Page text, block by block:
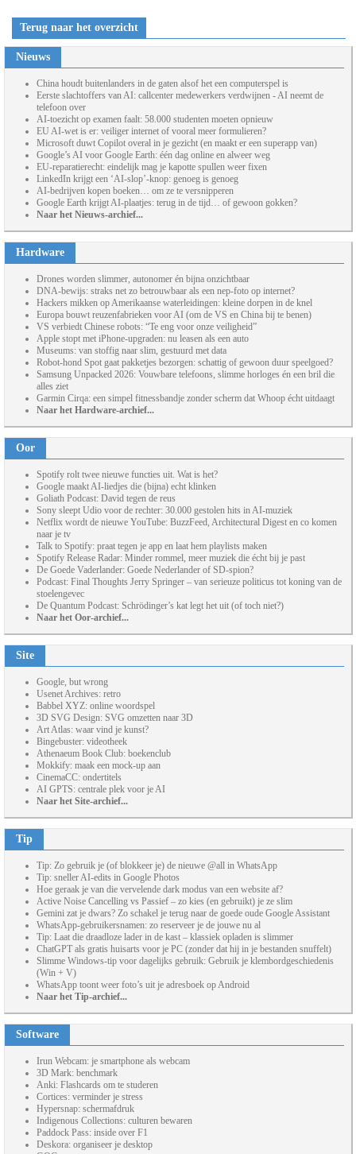
Terug naar het overzicht
Nieuws
China houdt buitenlanders in de gaten alsof het een computerspel is
Eerste slachtoffers van AI: callcenter medewerkers verdwijnen - AI neemt de
telefoon over
AI-toezicht op examen faalt: 58.000 studenten moeten opnieuw
EU AI-wet is er: veiliger internet of vooral meer formulieren?
Microsoft duwt Copilot overal in je gezicht (en maakt er een superapp van)
Google’s AI voor Google Earth: één dag online en alweer weg
EU-reparatierecht: eindelijk mag je kapotte spullen weer fixen
LinkedIn krijgt een ‘AI-slop’-knop: genoeg is genoeg
AI-bedrijven kopen boeken… om ze te versnipperen
Google Earth krijgt AI-plaatjes: terug in de tijd… of gewoon gokken?
Naar het Nieuws-archief...
Hardware
Drones worden slimmer, autonomer én bijna onzichtbaar
DNA-bewijs: straks net zo betrouwbaar als een nep-foto op internet?
Hackers mikken op Amerikaanse waterleidingen: kleine dorpen in de knel
Europa bouwt reuzenfabrieken voor AI (om de VS en China bij te benen)
VS verbiedt Chinese robots: “Te eng voor onze veiligheid”
Apple stopt met iPhone-upgraden: nu leasen als een auto
Museums: van stoffig naar slim, gestuurd met data
Robot-hond Spot gaat pakketjes bezorgen: schattig of gewoon duur speelgoed?
Samsung Unpacked 2026: Vouwbare telefoons, slimme horloges én een bril die
alles ziet
Garmin Cirqa: een simpel fitnessbandje zonder scherm dat Whoop écht uitdaagt
Naar het Hardware-archief...
Oor
Spotify rolt twee nieuwe functies uit. Wat is het?
Google maakt AI-liedjes die (bijna) echt klinken
Goliath Podcast: David tegen de reus
Sony sleept Udio voor de rechter: 30.000 gestolen hits in AI-muziek
Netflix wordt de nieuwe YouTube: BuzzFeed, Architectural Digest en co komen
naar je tv
Talk to Spotify: praat tegen je app en laat hem playlists maken
Spotify Release Radar: Minder rommel, meer muziek die écht bij je past
De Goede Vaderlander: Goede Nederlander of SD-spion?
Podcast: Final Thoughts Jerry Springer – van serieuze politicus tot koning van de
stoelengevec
De Quantum Podcast: Schrödinger’s kat legt het uit (of toch niet?)
Naar het Oor-archief...
Site
Google, but wrong
Usenet Archives: retro
Babbel XYZ: online woordspel
3D SVG Design: SVG omzetten naar 3D
Art Atlas: waar vind je kunst?
Bingebuster: videotheek
Athenaeum Book Club: boekenclub
Mokkify: maak een mock-up aan
CinemaCC: ondertitels
AI GPTS: centrale plek voor je AI
Naar het Site-archief...
Tip
Tip: Zo gebruik je (of blokkeer je) de nieuwe @all in WhatsApp
Tip: sneller AI-edits in Google Photos
Hoe geraak je van die vervelende dark modus van een website af?
Active Noise Cancelling vs Passief – zo kies (en gebruikt) je ze slim
Gemini zat je dwars? Zo schakel je terug naar de goede oude Google Assistant
WhatsApp-gebruikersnamen: zo reserveer je de jouwe nu al
Tip: Laat die draadloze lader in de kast – klassiek opladen is slimmer
ChatGPT als gratis huisarts voor je PC (zonder dat hij in je bestanden snuffelt)
Slimme Windows-tip voor dagelijks gebruik: Gebruik je klembordgeschiedenis
(Win + V)
WhatsApp toont weer foto’s uit je adresboek op Android
Naar het Tip-archief...
Software
Irun Webcam: je smartphone als webcam
3D Mark: benchmark
Anki: Flashcards om te studeren
Cortices: verminder je stress
Hypersnap: schermafdruk
Indigenous Collections: culturen bewaren
Paddock Pass: inside over F1
Deskora: organiseer je desktop